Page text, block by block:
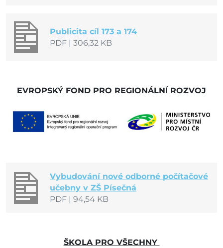
Publicita cíl 173 a 174
PDF | 306,32 KB
EVROPSKÝ FOND PRO REGIONÁLNÍ ROZVOJ
Vybudování nové odborné počítačové
učebny v ZŠ Písečná
PDF
94,54 KB
ŠKOLA PRO VŠECHNY